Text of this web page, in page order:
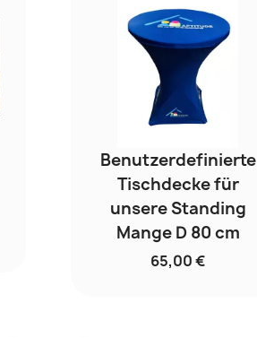
Benutzerdefinierte
Tischdecke für
unsere Standing
Mange D 80 cm
65,00 €